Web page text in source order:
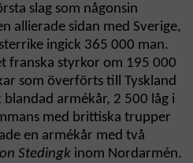
slag som någonsin
allierade sidan med Sverige,
ingick 365 000 man.
franska styrkor om 195 000
som överförts till Tyskland
armékår, 2 500 låg i
med brittiska trupper
en armékår med två
Stedingk inom Nordarmén.